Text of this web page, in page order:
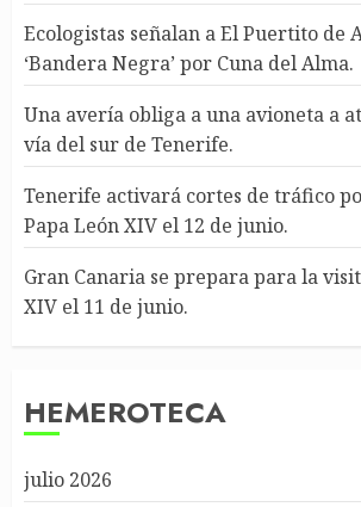
Ecologistas señalan a El Puertito de
‘Bandera Negra’ por Cuna del Alma.
Una avería obliga a una avioneta a
vía del sur de Tenerife.
Tenerife activará cortes de tráfico
Papa León XIV el 12 de junio.
Gran Canaria se prepara para la
XIV el 11 de junio.
HEMEROTECA
julio 2026